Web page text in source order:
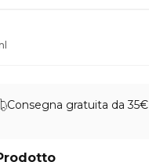
Consegna gratuita da 35€